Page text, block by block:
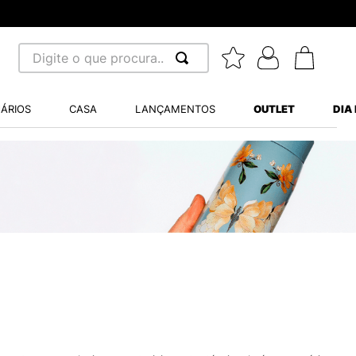
Digite o que procura...
CASA LANÇAMENTOS OUTLET DIA
BALANCE 530